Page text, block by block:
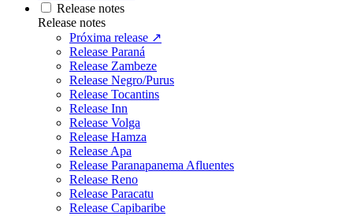
Release notes
Release notes
Próxima release ↗
Release Paraná
Release Zambeze
Release Negro/Purus
Release Tocantins
Release Inn
Release Volga
Release Hamza
Release Apa
Release Paranapanema Afluentes
Release Reno
Release Paracatu
Release Capibaribe